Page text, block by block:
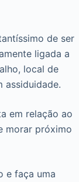
de ser
ligada a
local de
assiduidade.
em relação ao
morar próximo
e faça uma